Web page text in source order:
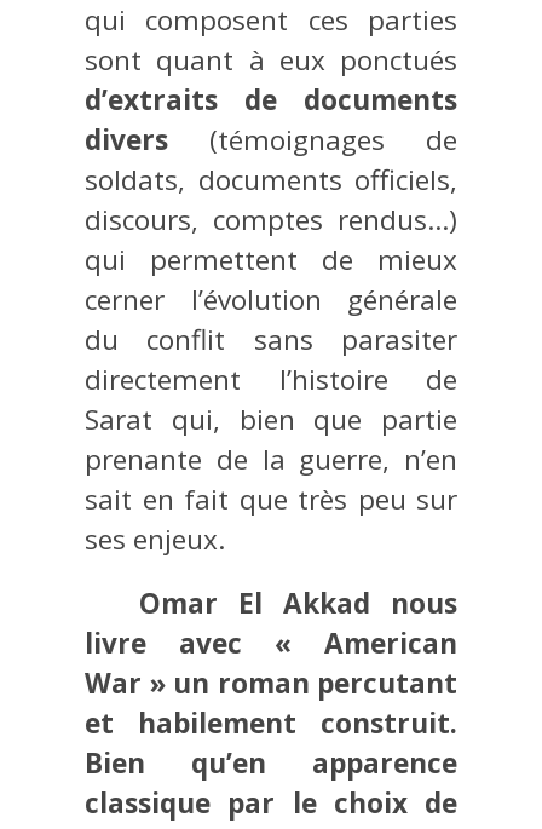
qui composent ces parties
sont quant à eux ponctués
d’extraits de documents
divers (témoignages de
soldats, documents officiels,
discours, comptes rendus…)
qui permettent de mieux
cerner l’évolution générale
du conflit sans parasiter
directement l’histoire de
Sarat qui, bien que partie
prenante de la guerre, n’en
sait en fait que très peu sur
ses enjeux.
Omar El Akkad nous
livre avec « American
War » un roman percutant
et habilement construit.
Bien qu’en apparence
classique par le choix de